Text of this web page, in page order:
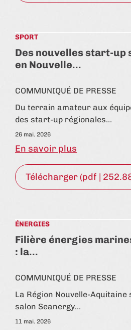
SPORT
Des nouvelles start-up
en Nouvelle…
COMMUNIQUÉ DE PRESSE
Du terrain amateur aux
des start-up régionales…
26 mai. 2026
En savoir plus
Télécharger (pdf |
ÉNERGIES
Filière énergies
: la…
COMMUNIQUÉ DE PRESSE
La Région Nouvelle-
salon Seanergy…
11 mai. 2026